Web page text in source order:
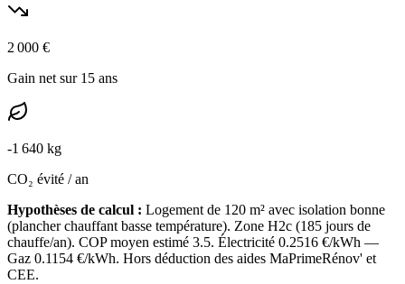
2 000 €
Gain net sur 15 ans
-1 640 kg
CO₂ évité / an
Hypothèses de calcul : Logement de 120 m² avec isolation bonne
(plancher chauffant basse température). Zone H2c (185 jours de
chauffe/an). COP moyen estimé 3.5. Électricité 0.2516 €/kWh —
Gaz 0.1154 €/kWh. Hors déduction des aides MaPrimeRénov' et
CEE.